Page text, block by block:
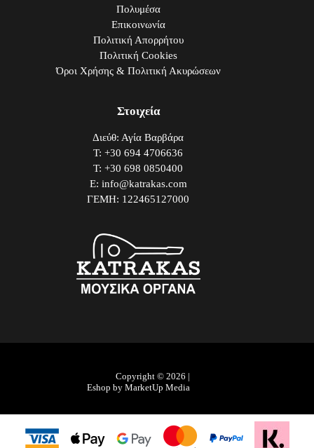
Πολυμέσα
Επικοινωνία
Πολιτική Απορρήτου
Πολιτική Cookies
Όροι Χρήσης & Πολιτική Ακυρώσεων
Στοιχεία
Διεύθ: Αγία Βαρβάρα
Τ: +30 694 4706636
Τ: +30 698 0850400
E: info@katrakas.com
ΓΕΜΗ: 122465127000
Copyright © 2026 |
Eshop by MarketUp Media